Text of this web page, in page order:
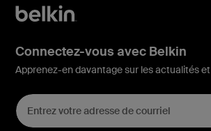
Connectez-vous avec Belkin
Apprenez-en davantage sur les actualités